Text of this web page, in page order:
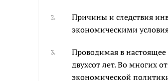
2.
Причины и следствия
экономическими
3.
Проводимая в
двухсот лет. Во многих
экономической